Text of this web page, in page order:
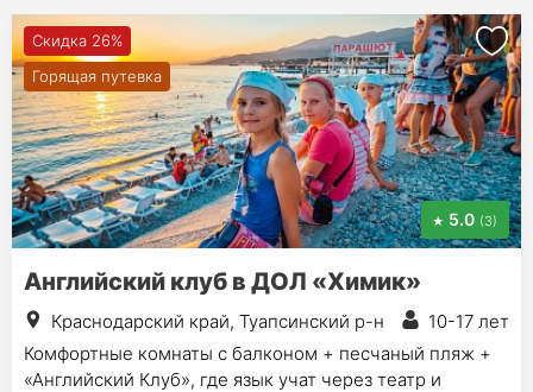
Скидка 26%
Горящая путевка
5.0 (3)
Английский клуб в ДОЛ «Химик»
Краснодарский край, Туапсинский р-н
10-17 лет
Комфортные комнаты с балконом + песчаный пляж +
«Английский Клуб», где язык учат через театр и